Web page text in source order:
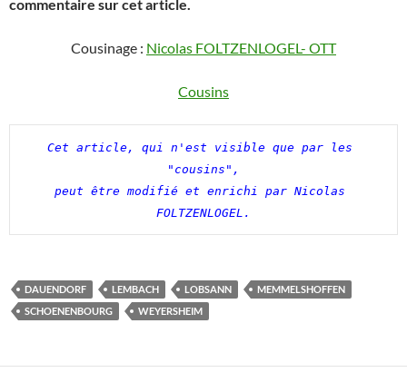
commentaire sur cet article.
Cousinage : Nicolas FOLTZENLOGEL- OTT
Cousins
Cet article, qui n'est visible que par les
"cousins",
peut être modifié et enrichi par Nicolas
FOLTZENLOGEL.
DAUENDORF LEMBACH LOBSANN
MEMMELSHOFFEN
SCHOENENBOURG
WEYERSHEIM